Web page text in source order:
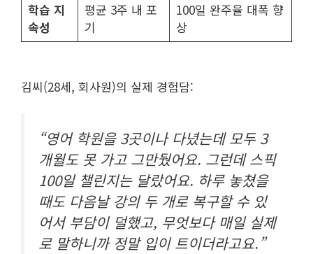
학습 지
속성
평균 3주 내 포
기
100일 완주율 대폭 향
상
김씨(28세, 회사원)의 실제 경험담:
“영어 학원을 3곳이나 다녔는데 모두 3
개월도 못 가고 그만뒀어요. 그런데 스픽
100일 챌린지는 달랐어요. 하루 놓쳤을
때도 다음날 강의 두 개로 복구할 수 있
어서 부담이 덜했고, 무엇보다 매일 실제
로 말하니까 정말 입이 트이더라고요.”